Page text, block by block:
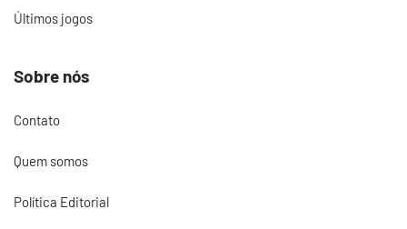
Últimos jogos
Sobre nós
Contato
Quem somos
Política Editorial